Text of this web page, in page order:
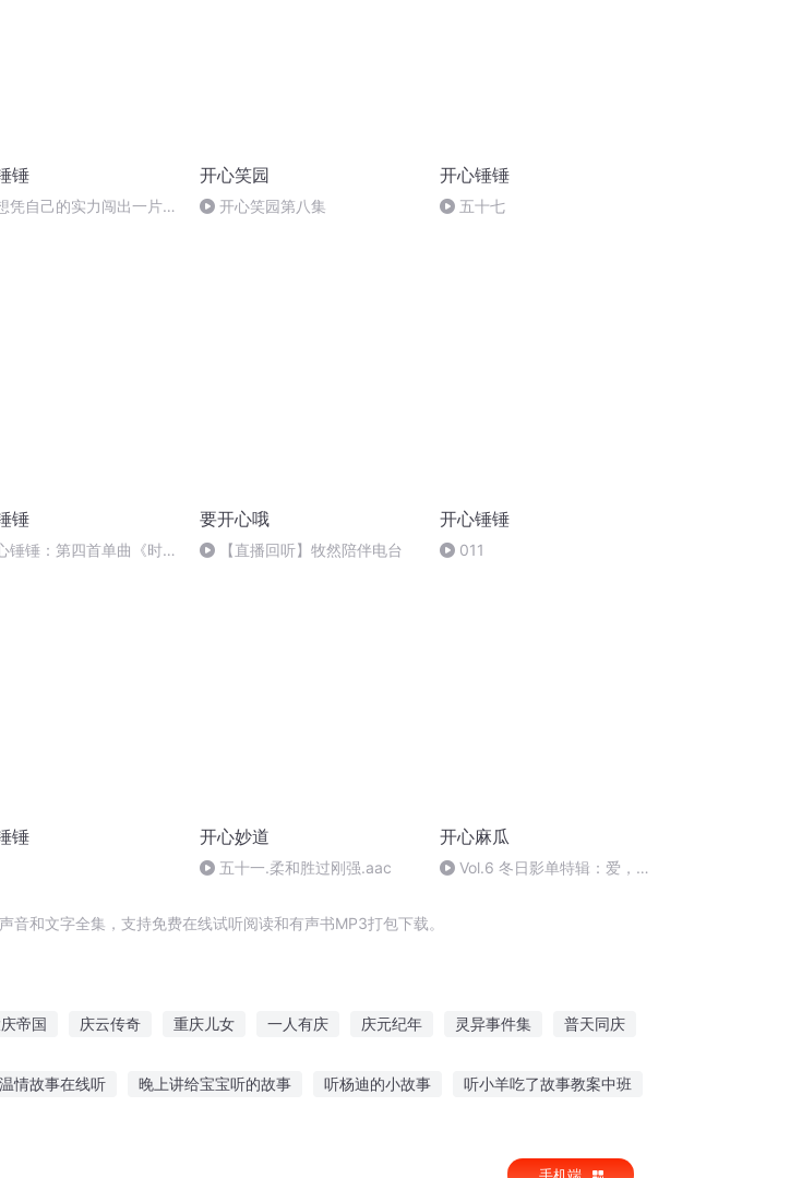
锤
凭自己的实力闯出一片
开心笑园
开心笑园第八集
开心锤锤
五十七
锤
锤锤：第四首单曲《时钟
要开心哦
【直播回听】牧然陪伴电台
开心锤锤
011
锤 开心妙道
五十一.柔和胜过刚强.aac
开心麻瓜
Vol.6 冬日影单特辑：爱，死
和文字全集，支持免费在线试听阅读和有声书MP3打包下载。
帝国 庆云传奇 重庆儿女 一人有庆 庆元纪年 灵异事件集 普天同庆
情故事在线听 晚上讲给宝宝听的故事 听杨迪的小故事 听小羊吃了故事教案中班